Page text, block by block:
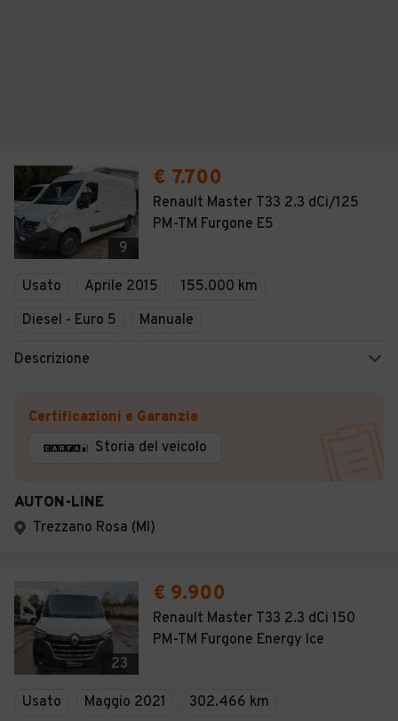
9
€ 7.700
Renault Master T33 2.3 dCi/125
PM-TM Furgone E5
Usato Aprile 2015
155.000 km
Diesel - Euro 5
Manuale
Descrizione
Certificazioni e Garanzie
Storia del veicolo
AUTON-LINE
Trezzano Rosa (MI)
23
€ 9.900
Renault Master T33 2.3 dCi 150
PM-TM Furgone Energy Ice
Usato Maggio 2021
302.466 km